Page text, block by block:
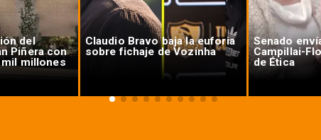
del
Piñera con
millones
Claudio Bravo baja la euforia
sobre fichaje de Vozinha
Senado
Campillai-
de Ética